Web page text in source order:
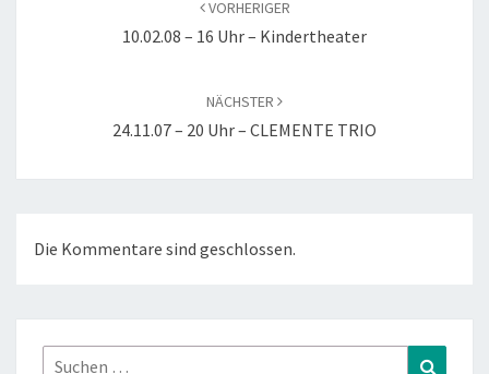
VORHERIGER
10.02.08 – 16 Uhr – Kindertheater
NÄCHSTER
24.11.07 – 20 Uhr – CLEMENTE TRIO
Die Kommentare sind geschlossen.
Suchen